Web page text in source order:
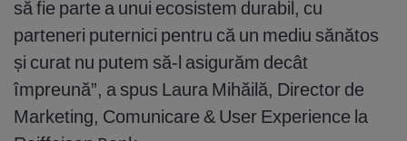
să fie parte a unui ecosistem durabil, cu
parteneri puternici pentru că un mediu sănătos
și curat nu putem să-l asigurăm decât
împreună”, a spus Laura Mihăilă, Director de
Marketing, Comunicare & User Experience la